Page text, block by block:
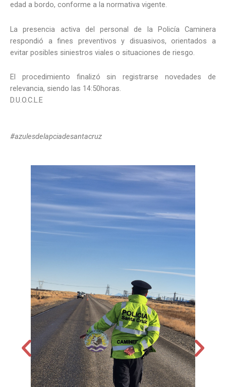
edad a bordo, conforme a la normativa vigente.
La presencia activa del personal de la Policía Caminera
respondió a fines preventivos y disuasivos, orientados a
evitar posibles siniestros viales o situaciones de riesgo.
El procedimiento finalizó sin registrarse novedades de
relevancia, siendo las 14:50horas.
D.U.O.C.L.E
#azulesdelapciadesantacruz